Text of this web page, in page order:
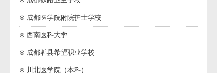
⊙ 成都医学院附院护士学校
⊙ 西南医科大学
⊙ 成都郫县希望职业学校
⊙ 川北医学院（本科）